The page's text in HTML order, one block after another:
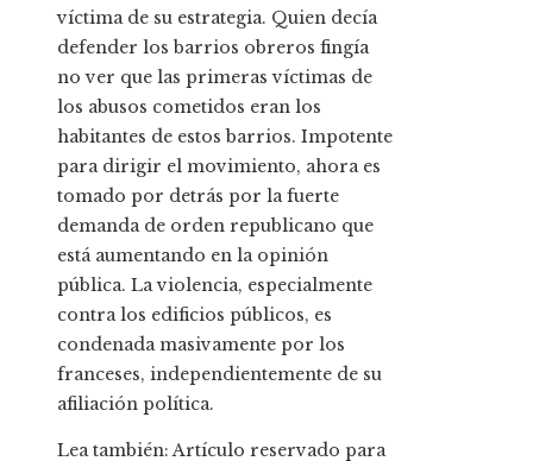
víctima de su estrategia. Quien decía
defender los barrios obreros fingía
no ver que las primeras víctimas de
los abusos cometidos eran los
habitantes de estos barrios. Impotente
para dirigir el movimiento, ahora es
tomado por detrás por la fuerte
demanda de orden republicano que
está aumentando en la opinión
pública. La violencia, especialmente
contra los edificios públicos, es
condenada masivamente por los
franceses, independientemente de su
afiliación política.
Lea también: Artículo reservado para